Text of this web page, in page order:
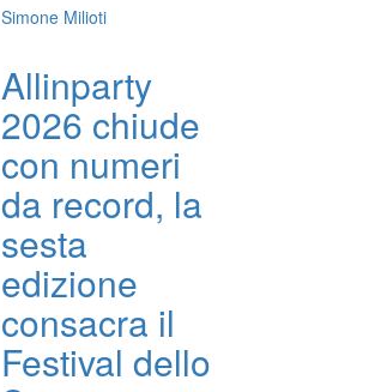
Simone Milioti
Allinparty
2026 chiude
con numeri
da record, la
sesta
edizione
consacra il
Festival dello